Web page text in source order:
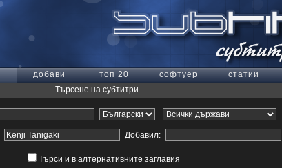
добави топ 20 софтуер статии
Търсене на субтитри
Добавил:
Търси и в алтернативните заглавия